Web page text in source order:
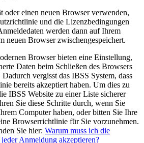
t oder einen neuen Browser verwenden,
und die Lizenzbedingungen
werden dann auf Ihrem
neuen Browser zwischengespeichert.
Browser bieten eine Einstellung,
Daten beim Schließen des Browsers
Dadurch vergisst das IBSS System, dass
bereits akzeptiert haben. Um dies zu
IBSS Website zu einer Liste sicherer
hren Sie diese Schritte durch, wenn Sie
Computer haben, oder bitten Sie Ihre
Browserrichtlinie für Sie vorzunehmen.
Sie hier: Warum muss ich die
jeder Anmeldung akzeptieren?